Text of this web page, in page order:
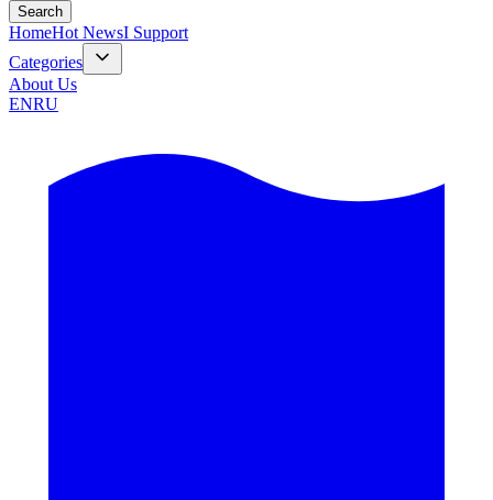
Search
HomeHot NewsI Support
Categories
About Us
ENRU